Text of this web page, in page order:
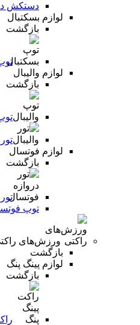
دستکش
لوازم بسکتبال
بازگشت
لوازم والیبال
بازگشت
لوازم فوتسال
بازگشت
توپ
ورزش‌های
بازگشت
لوازم پینگ پنگ
بازگشت